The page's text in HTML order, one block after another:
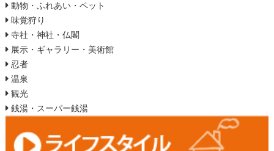
動物・ふれあい・ペット
味覚狩り
寺社・神社・仏閣
展示・ギャラリー・美術館
忍者
温泉
観光
銭湯・スーパー銭湯